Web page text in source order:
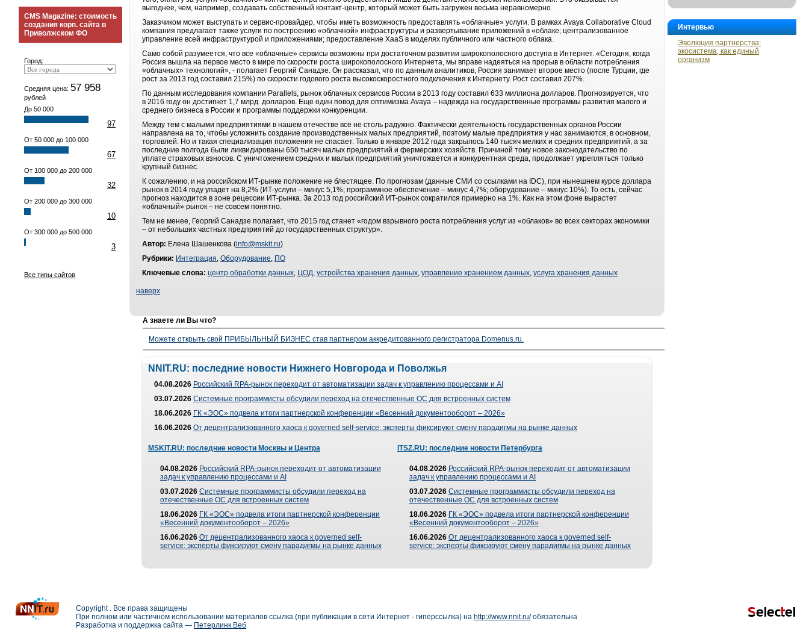
CMS Magazine: стоимость
создания корп. сайта в
Приволжском ФО
Город:
Средняя цена: 57 958
рублей
До 50 000
97
От 50 000 до 100 000
67
От 100 000 до 200 000
32
От 200 000 до 300 000
10
От 300 000 до 500 000
3
Все типы сайтов
Интервью
Эволюция партнерства:
экосистема, как единый
организм
выгоднее, чем, например, создавать собственный контакт-центр, который может быть загружен весьма неравномерно.
Заказчиком может выступать и сервис-провайдер, чтобы иметь возможность предоставлять «облачные» услуги. В рамках Avaya Collaborative Cloud
компания предлагает также услуги по построению «облачной» инфраструктуры и развертывание приложений в «облаке; централизованное
управление всей инфраструктурой и приложениями; предоставление XaaS в моделях публичного или частного облака.
Само собой разумеется, что все «облачные» сервисы возможны при достаточном развитии широкополосного доступа в Интернет. «Сегодня, когда
Россия вышла на первое место в мире по скорости роста широкополосного Интернета, мы вправе надеяться на прорыв в области потребления
«облачных» технологий», - полагает Георгий Санадзе. Он рассказал, что по данным аналитиков, Россия занимает второе место (после Турции, где
рост за 2013 год составил 215%) по скорости годового роста высокоскоростного подключения к Интернету. Рост составил 207%.
По данным исследования компании Parallels, рынок облачных сервисов России в 2013 году составил 633 миллиона долларов. Прогнозируется, что
в 2016 году он достигнет 1,7 млрд. долларов. Еще один повод для оптимизма Avaya – надежда на государственные программы развития малого и
среднего бизнеса в России и программы поддержки конкуренции.
Между тем с малыми предприятиями в нашем отечестве всё не столь радужно. Фактически деятельность государственных органов России
направлена на то, чтобы усложнить создание производственных малых предприятий, поэтому малые предприятия у нас занимаются, в основном,
торговлей. Но и такая специализация положения не спасает. Только в январе 2012 года закрылось 140 тысяч мелких и средних предприятий, а за
последние полгода были ликвидированы 650 тысяч малых предприятий и фермерских хозяйств. Причиной тому новое законодательство по
уплате страховых взносов. С уничтожением средних и малых предприятий уничтожается и конкурентная среда, продолжает укрепляться только
крупный бизнес.
К сожалению, и на российском ИТ-рынке положение не блестящее. По прогнозам (данные СМИ со ссылками на IDC), при нынешнем курсе доллара
рынок в 2014 году упадет на 8,2% (ИТ-услуги – минус 5,1%; программное обеспечение – минус 4,7%; оборудование – минус 10%). То есть, сейчас
прогноз находится в зоне рецессии ИТ-рынка. За 2013 год российский ИТ-рынок сократился примерно на 1%. Как на этом фоне вырастет
«облачный» рынок – не совсем понятно.
Тем не менее, Георгий Санадзе полагает, что 2015 год станет «годом взрывного роста потребления услуг из «облаков» во всех секторах экономики
– от небольших частных предприятий до государственных структур».
Автор: Елена Шашенкова (info@mskit.ru)
Рубрики: Интеграция, Оборудование, ПО
Ключевые слова: центр обработки данных, ЦОД, устройства хранения данных, управление хранением данных, услуга хранения данных
наверх
А знаете ли Вы что?
Можете открыть свой ПРИБЫЛЬНЫЙ БИЗНЕС став партнером аккредитованного регистратора Domenus.ru.
NNIT.RU: последние новости Нижнего Новгорода и Поволжья
04.08.2026 Российский RPA-рынок переходит от автоматизации задач к управлению процессами и AI
03.07.2026 Системные программисты обсудили переход на отечественные ОС для встроенных систем
18.06.2026 ГК «ЭОС» подвела итоги партнерской конференции «Весенний документооборот – 2026»
16.06.2026 От децентрализованного хаоса к governed self-service: эксперты фиксируют смену парадигмы на рынке данных
MSKIT.RU: последние новости Москвы и Центра
04.08.2026 Российский RPA-рынок переходит от автоматизации
задач к управлению процессами и AI
03.07.2026 Системные программисты обсудили переход на
отечественные ОС для встроенных систем
18.06.2026 ГК «ЭОС» подвела итоги партнерской конференции
«Весенний документооборот – 2026»
16.06.2026 От децентрализованного хаоса к governed self-
service: эксперты фиксируют смену парадигмы на рынке данных
ITSZ.RU: последние новости Петербурга
04.08.2026 Российский RPA-рынок переходит от автоматизации
задач к управлению процессами и AI
03.07.2026 Системные программисты обсудили переход на
отечественные ОС для встроенных систем
18.06.2026 ГК «ЭОС» подвела итоги партнерской конференции
«Весенний документооборот – 2026»
16.06.2026 От децентрализованного хаоса к governed self-
service: эксперты фиксируют смену парадигмы на рынке данных
Copyright . Все права защищены
При полном или частичном использовании материалов ссылка (при публикации в сети Интернет - гиперссылка) на http://www.nnit.ru/обязательна
Разработка и поддержка сайта — Петерлинк Веб